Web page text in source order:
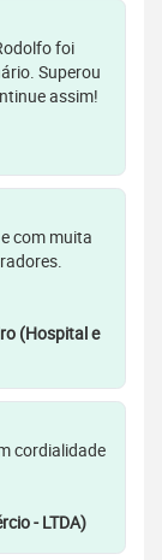
foi
Superou
assim!
com muita
(Hospital e
cordialidade
- LTDA)